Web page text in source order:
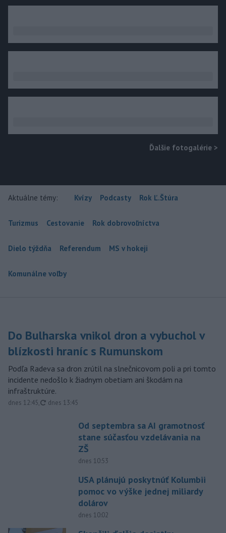
Ďalšie fotogalérie >
Aktuálne témy: Kvízy Podcasty Rok Ľ.Štúra
Turizmus Cestovanie Rok dobrovoľníctva
Dielo týždňa Referendum MS v hokeji
Komunálne voľby
Do Bulharska vnikol dron a vybuchol v
blízkosti hraníc s Rumunskom
Podľa Radeva sa dron zrútil na slnečnicovom poli a pri tomto
incidente nedošlo k žiadnym obetiam ani škodám na
infraštruktúre.
dnes 12:45, aktualizované
dnes 13:45
Od septembra sa AI gramotnosť
stane súčasťou vzdelávania na
ZŠ
dnes 10:53
USA plánujú poskytnúť Kolumbii
pomoc vo výške jednej miliardy
dolárov
dnes 10:02